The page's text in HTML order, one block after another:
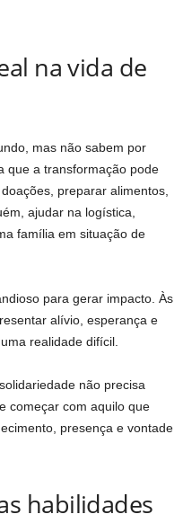
na vida de
mas não sabem por
que a transformação pode
preparar alimentos,
ajudar na logística,
família em situação de
para gerar impacto. Às
alívio, esperança e
realidade difícil.
não precisa
começar com aquilo que
presença e vontade
habilidades